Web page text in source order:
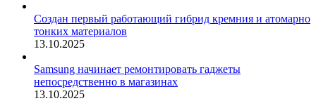
Создан первый работающий гибрид кремния и атомарно
тонких материалов
13.10.2025
Samsung начинает ремонтировать гаджеты
непосредственно в магазинах
13.10.2025